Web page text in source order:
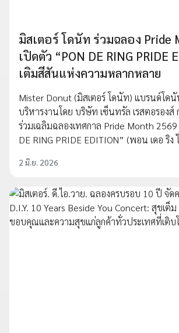
มิสเตอร์ โดนัท ร่วมฉลอง Pride
เปิดตัว “PON DE RING PRIDE
เติมสีสันแห่งความหลากหลาย
Mister Donut (มิสเตอร์ โดนัท) แบรนด์โด
บริหารงานโดย บริษัท เซ็นทรัล เรสตอรองส์
ร่วมเฉลิมฉลองเทศกาล Pride Month 2569
DE RING PRIDE EDITION” (พอน เดอ ริง
2 มิ.ย. 2026